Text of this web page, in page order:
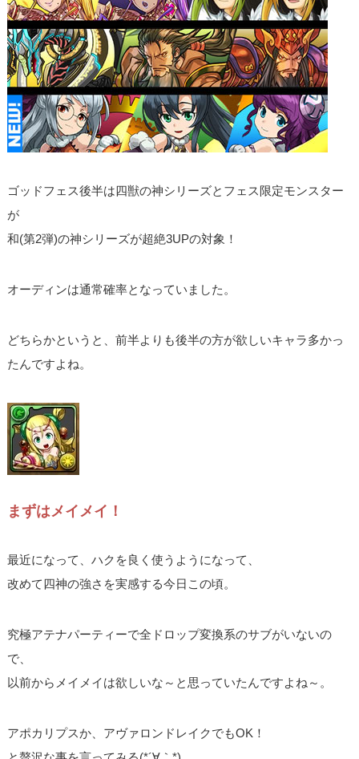
ゴッドフェス後半は四獣の神シリーズとフェス限定モンスター
が
和(第2弾)の神シリーズが超絶3UPの対象！
オーディンは通常確率となっていました。
どちらかというと、前半よりも後半の方が欲しいキャラ多かっ
たんですよね。
まずはメイメイ！
最近になって、ハクを良く使うようになって、
改めて四神の強さを実感する今日この頃。
究極アテナパーティーで全ドロップ変換系のサブがいないの
で、
以前からメイメイは欲しいな～と思っていたんですよね～。
アポカリプスか、アヴァロンドレイクでもOK！